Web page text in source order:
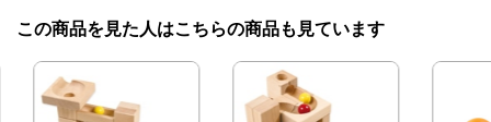
この商品を見た人はこちらの商品も見ています